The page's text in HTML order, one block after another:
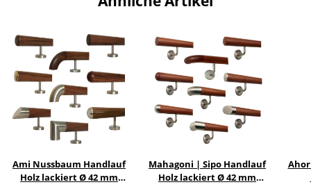
Ami Nussbaum Handlauf
Holz lackiert Ø 42 mm
Mahagoni | Sipo Handlauf
Holz lackiert Ø 42 mm